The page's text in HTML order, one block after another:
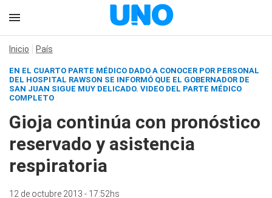
Inicio País
EN EL CUARTO PARTE MÉDICO DADO A CONOCER POR PERSONAL
DEL HOSPITAL RAWSON SE INFORMÓ QUE EL GOBERNADOR DE
SAN JUAN SIGUE MUY DELICADO. VIDEO DEL PARTE MÉDICO
COMPLETO
Gioja continúa con pronóstico
reservado y asistencia
respiratoria
12 de octubre 2013 - 17:52hs